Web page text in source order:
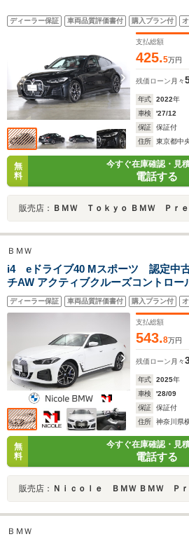
ディーラー保証 車両品質評価書付 購入プラン付
支払総額
425.5万円
残価ローン 月々
年式 2022年
車検
'27/12
保証
保証付
住所
東京都中
無
料
今すぐ在庫確認・見
電話する
販売店： ＢＭＷ Ｔｏｋｙｏ ＢＭＷ Ｐｒｅｍｉｕｍ
ＢＭＷ
i4 eドライブ40 Mスポーツ 認定中
チAW アクティブクルーズコントロー
ィスプレイ 全周囲カメラ 前後センサ
衝突軽減 車線逸脱 電動リヤゲート フ
ディーラー保証 車両品質評価書付 購入プラン付
支払総額
543.8万円
残価ローン 月々
年式 2025年
車検
'28/09
保証
保証付
住所
神奈川県
無
料
今すぐ在庫確認・見
電話する
販売店： Ｎｉｃｏｌｅ ＢＭＷ ＢＭＷ Ｐｒｅｍｉｕｍ Ｓ
ＢＭＷ